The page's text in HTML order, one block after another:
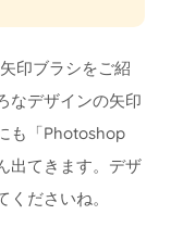
印ブラシをご紹
なデザインの矢印
も「Photoshop
出てきます。デザ
ださいね。